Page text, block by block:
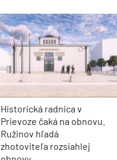
Historická radnica v
Prievoze čaká na obnovu.
Ružinov hľadá
zhotoviteľa rozsiahlej